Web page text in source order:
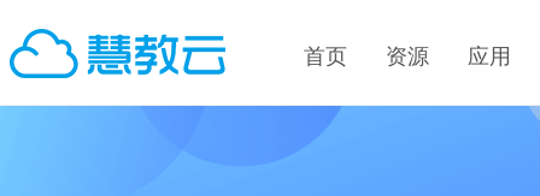
首页 资源 应用